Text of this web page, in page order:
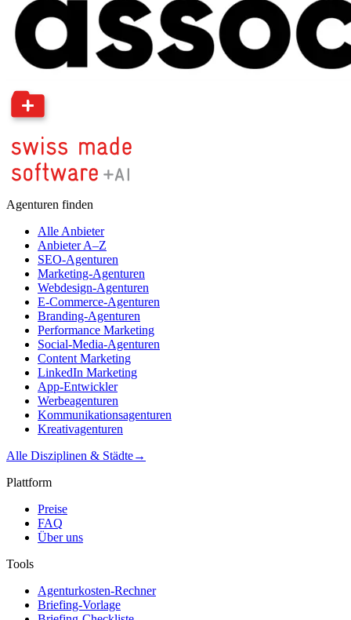
Agenturen finden
Alle Anbieter
Anbieter A–Z
SEO-Agenturen
Marketing-Agenturen
Webdesign-Agenturen
E-Commerce-Agenturen
Branding-Agenturen
Performance Marketing
Social-Media-Agenturen
Content Marketing
LinkedIn Marketing
App-Entwickler
Werbeagenturen
Kommunikationsagenturen
Kreativagenturen
Alle Disziplinen & Städte→
Plattform
Preise
FAQ
Über uns
Tools
Agenturkosten-Rechner
Briefing-Vorlage